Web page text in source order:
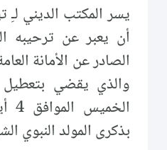
يسر المكتب الديني لـِ
أن يعبر عن ترحيبه
الصادر عن الأمانة
والذي يقضي بتعطيل
بذكرى المولد النبوي